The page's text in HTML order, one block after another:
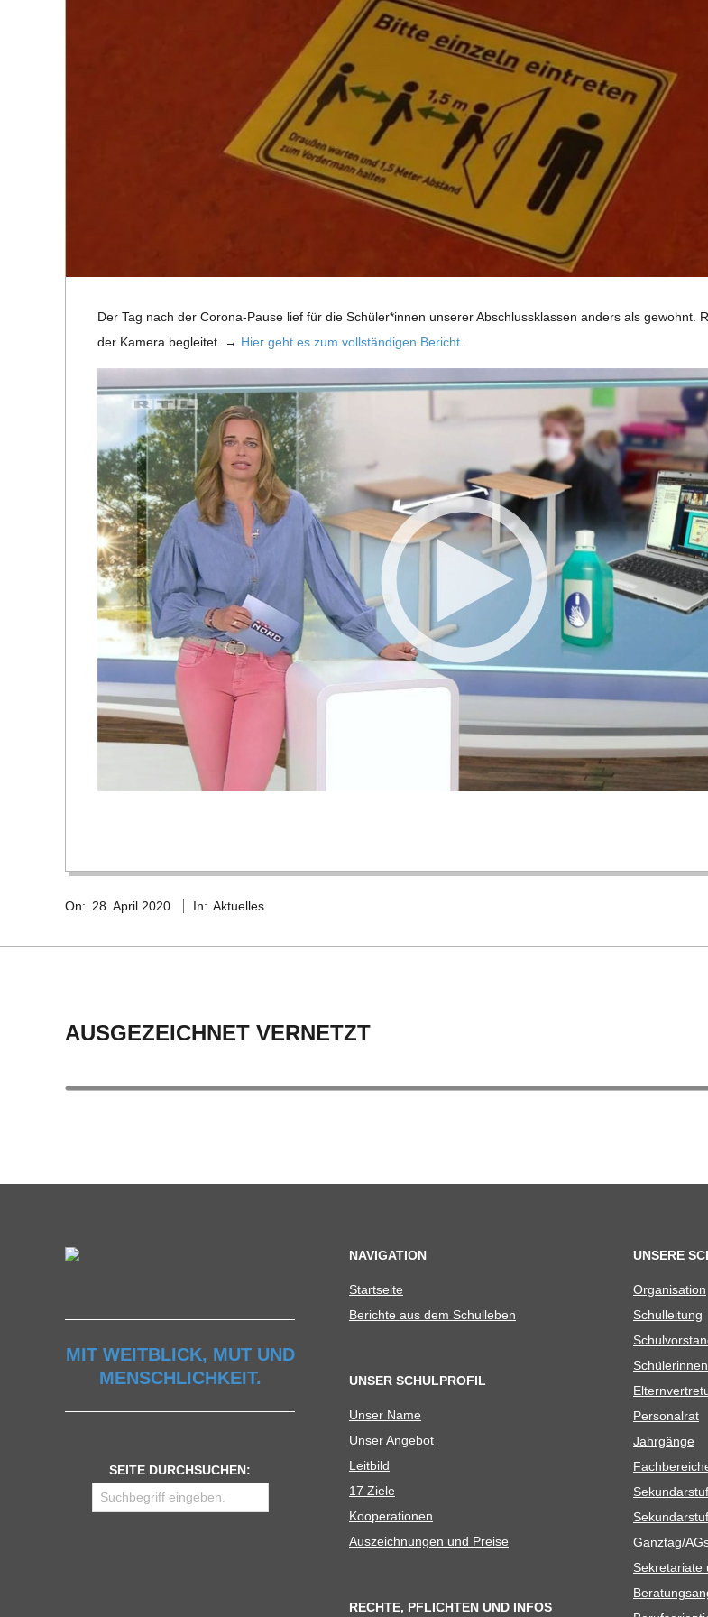
L
D
C
H
M
D
H
U
E
Der Tag nach der Corona-Pause lief für die Schüler*innen unse­rer Abschluss­klas­sen anders als gewohnt.
der Kamera beglei­tet. → Hier geht es zum voll­stän­di­gen Bericht.
04-
On: 28. April 2020 In: Aktuelles
AUSGEZEICHNET VERNETZT
MIT WEITBLICK, MUT UND
MENSCHLICHKEIT.
SEITE DURCHSUCHEN:
NAVIGATION
Start­seite
Berichte aus dem Schulleben
UNSER SCHULPROFIL
Unser Name
Unser Ange­bot
Leit­bild
17 Ziele
Koope­ra­tio­nen
Aus­zeich­nun­gen und Preise
RECHTE, PFLICHTEN UND INFOS
UNSERE
Orga­ni­sa­tion
Schul­lei­tung
Per­so­nal­rat
Jahr­gänge
Ganztag/​​
Sekre­ta­riate